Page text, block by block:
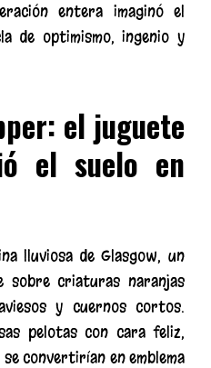
entera imaginó el
de optimismo, ingenio y
el juguete
el suelo en
lluviosa de Glasgow, un
sobre criaturas naranjas
y cuernos cortos.
pelotas con cara feliz,
se convertirían en emblema